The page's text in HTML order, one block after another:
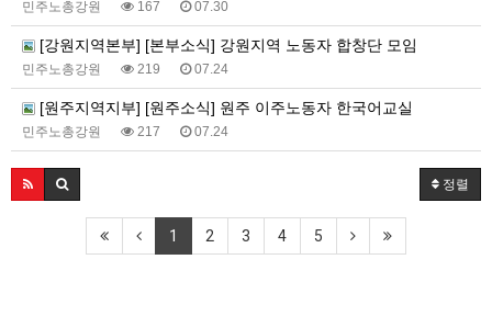
민주노총강원 167 07.30
[강원지역본부] [본부소식] 강원지역 노동자 합창단 모임
민주노총강원 219 07.24
[원주지역지부] [원주소식] 원주 이주노동자 한국어교실
민주노총강원 217 07.24
정렬
1 2 3 4 5